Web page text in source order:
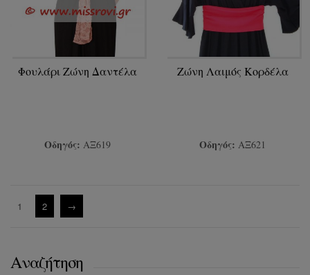
Φουλάρι Ζώνη Δαντέλα
Οδηγός: AΞ619
Ζώνη Λαιμός Κορδέλα
Οδηγός: ΑΞ621
1 2 →
Αναζήτηση